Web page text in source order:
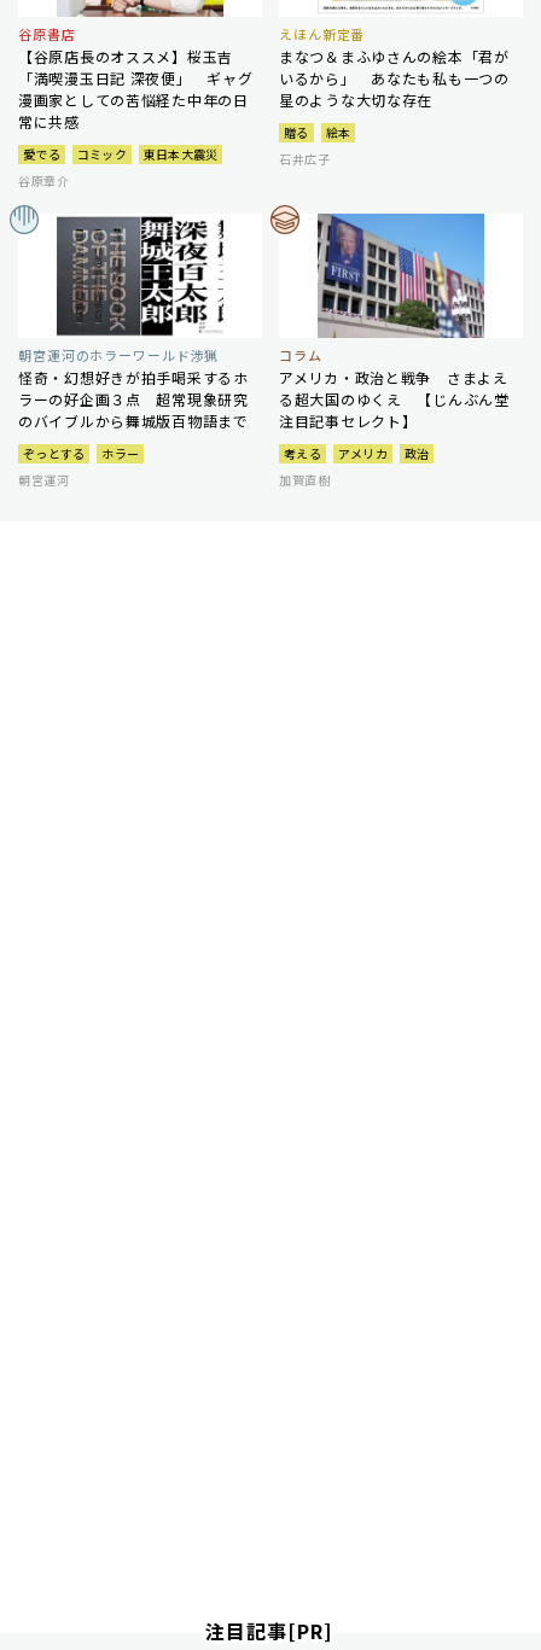
谷原書店
【谷原店長のオススメ】桜玉吉
「満喫漫玉日記 深夜便」 ギャグ
漫画家としての苦悩経た中年の日
常に共感
愛でる コミック
東日本大震災
谷原章介
えほん新定番
まなつ＆まふゆさんの絵本「君が
いるから」 あなたも私も一つの
星のような大切な存在
贈る
絵本
石井広子
朝宮運河のホラーワールド渉猟
怪奇・幻想好きが拍手喝采するホ
ラーの好企画３点 超常現象研究
のバイブルから舞城版百物語まで
ぞっとする
ホラー
朝宮運河
コラム
アメリカ・政治と戦争 さまよえ
る超大国のゆくえ 【じんぶん堂
注目記事セレクト】
考える アメリカ
政治
加賀直樹
注目記事[PR]